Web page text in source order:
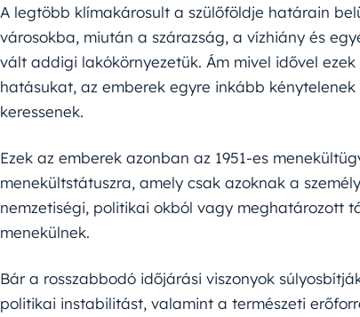
A legtöbb klímakárosult a szülőföldje határain
városokba, miután a szárazság, a vízhiány és
vált addigi lakókörnyezetük. Ám mivel idővel
hatásukat, az emberek egyre inkább
keressenek.
Ezek az emberek azonban az 1951-es
menekültstátuszra, amely csak azoknak a
nemzetiségi, politikai okból vagy meghatározott
menekülnek.
Bár a rosszabbodó időjárási viszonyok
politikai instabilitást, valamint a természeti